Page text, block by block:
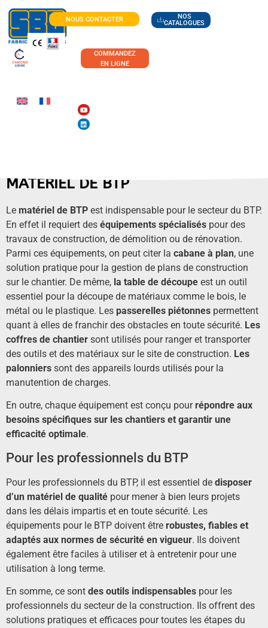
NOUS CONTACTER
NOS
CATALOGUES
COMMANDEZ
EN LIGNE
MATERIEL DE BTP
Le matériel de BTP est indispensable pour le secteur du BTP.
En effet il requiert des équipements spécialisés pour des
travaux de construction, de démolition ou de rénovation.
Parmi ces équipements, on peut citer la cabane à plan, une
solution pratique pour la gestion de plans de construction
sur le chantier. De même, la table de découpe est un outil
essentiel pour la découpe de matériaux comme le bois, le
métal ou le plastique. Les passerelles piétonnes permettent
quant à elles de franchir des obstacles en toute sécurité. Les
coffres de chantier sont utilisés pour ranger et transporter
des outils et des matériaux sur le site de construction. Les
palonniers sont des appareils lourds utilisés pour la
manutention de charges.
En outre, chaque équipement est conçu pour répondre aux
besoins spécifiques sur les chantiers et garantir une
efficacité optimale.
Pour les professionnels du BTP
Pour les professionnels du BTP, il est essentiel de disposer
d’un matériel de qualité pour mener à bien leurs projets
dans les délais impartis et en toute sécurité. Les
équipements pour le BTP doivent être robustes, fiables et
adaptés aux normes de sécurité en vigueur. Ils doivent
également être faciles à utiliser et à entretenir pour une
utilisation à long terme.
En somme, ce sont des outils indispensables pour les
professionnels du secteur de la construction. Ils offrent des
solutions pratiques et efficaces pour toutes les étapes du